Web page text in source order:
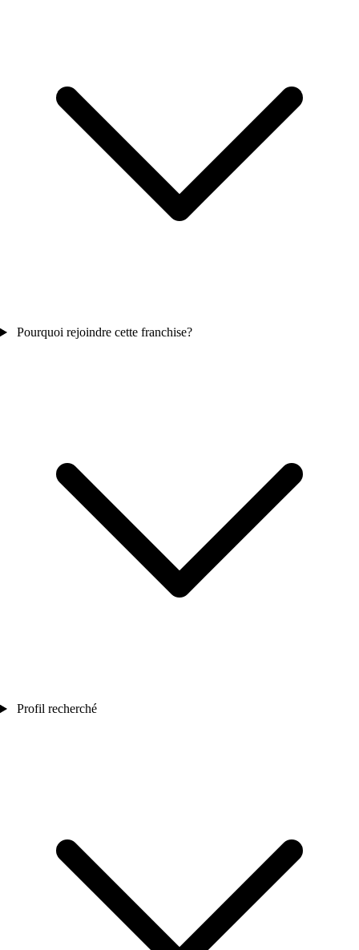
Pourquoi rejoindre cette franchise?
Profil recherché